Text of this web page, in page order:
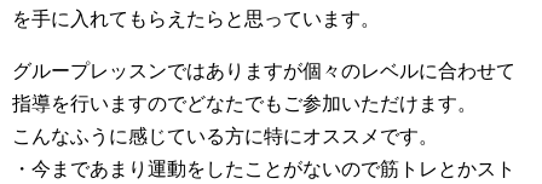
を手に入れてもらえたらと思っています。
グループレッスンではありますが個々のレベルに合わせて
指導を行いますのでどなたでもご参加いただけます。
こんなふうに感じている方に特にオススメです。
・今まであまり運動をしたことがないので筋トレとかスト